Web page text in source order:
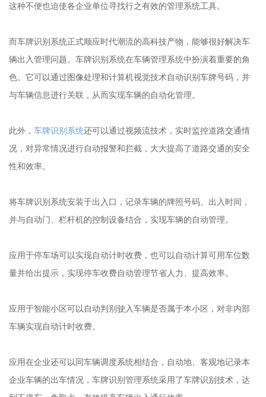
这种不便也迫使各企业单位寻找行之有效的管理系统工具。
而车牌识别系统正式顺应时代潮流的高科技产物，能够很好解决车
辆出入管理问题。车牌识别系统在车辆管理系统中扮演着重要的角
色。它可以通过图像处理和计算机视觉技术自动识别车牌号码，并
与车辆信息进行关联，从而实现车辆的自动化管理。
此外， 车牌识别系统还可以通过视频流技术，实时监控道路交通情
况，对异常情况进行自动报警和拦截，大大提高了道路交通的安全
性和效率。
将车牌识别系统安装于出入口，记录车辆的牌照号码、出入时间，
并与自动门、栏杆机的控制设备结合，实现车辆的自动管理。
应用于停车场可以实现自动计时收费，也可以自动计算可用车位数
量并给出提示，实现停车收费自动管理节省人力、提高效率。
应用于智能小区可以自动判别驶入车辆是否属于本小区，对非内部
车辆实现自动计时收费。
应用在企业还可以同车辆调度系统相结合，自动地、客观地记录本
企业车辆的出车情况，车牌识别管理系统采用了车牌识别技术，达